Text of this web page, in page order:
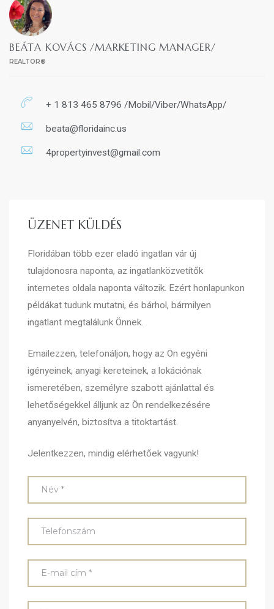
BEÁTA KOVÁCS /MARKETING MANAGER/
REALTOR®
+ 1 813 465 8796 /Mobil/Viber/WhatsApp/
beata@floridainc.us
4propertyinvest@gmail.com
ÜZENET KÜLDÉS
Floridában több ezer eladó ingatlan vár új
tulajdonosra naponta, az ingatlanközvetítők
internetes oldala naponta változik. Ezért honlapunkon
példákat tudunk mutatni, és bárhol, bármilyen
ingatlant megtalálunk Önnek.
Emailezzen, telefonáljon, hogy az Ön egyéni
igényeinek, anyagi kereteinek, a lokációnak
ismeretében, személyre szabott ajánlattal és
lehetőségekkel álljunk az Ön rendelkezésére
anyanyelvén, biztosítva a titoktartást.
Jelentkezzen, mindig elérhetőek vagyunk!